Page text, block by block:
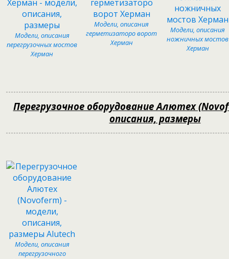
Модели, описания
перегрузочных мостов
Херман
Модели, описания
герметизаторо ворот
Херман
Модели, описания
ножничных мостов
Херман
Перегрузочное оборудование Алютех
описания, размеры
Модели, описания
перегрузочного